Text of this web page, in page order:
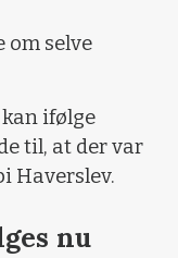
selve
ifølge
til, at der var
Haverslev.
nu